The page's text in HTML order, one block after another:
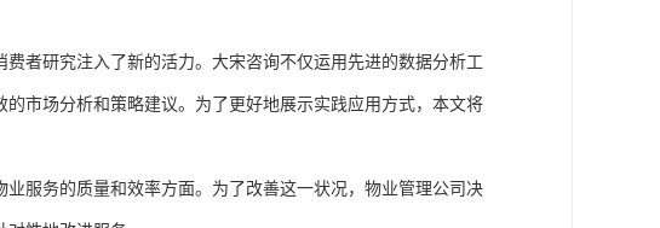
者研究注入了新的活力。大宋咨询不仅运用先进的数据分析工
市场分析和策略建议。为了更好地展示实践应用方式，本文将
服务的质量和效率方面。为了改善这一状况，物业管理公司决